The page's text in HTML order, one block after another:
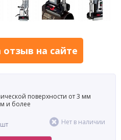
отзыв на сайте
поверхности от 3 мм
и более
Нет в наличии